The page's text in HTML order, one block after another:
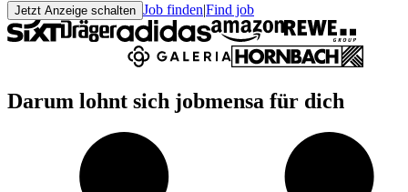
Jetzt Anzeige schalten Job finden|Find job
Darum lohnt sich jobmensa für dich